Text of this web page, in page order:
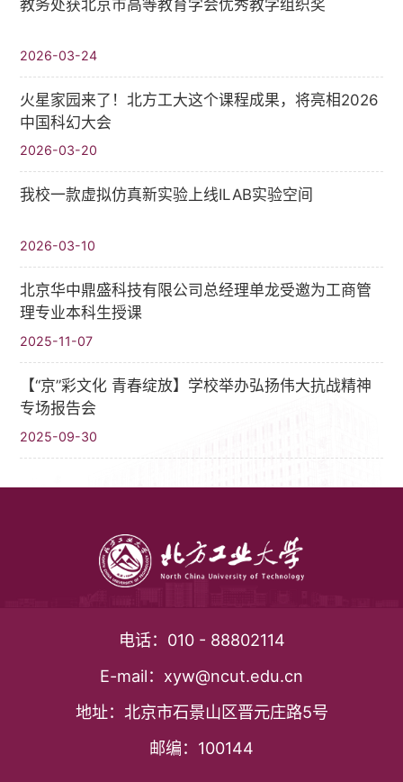
教务处获北京市高等教育学会优秀教学组织奖
2026-03-24
火星家园来了！北方工大这个课程成果，将亮相2026
中国科幻大会
2026-03-20
我校一款虚拟仿真新实验上线ILAB实验空间
2026-03-10
北京华中鼎盛科技有限公司总经理单龙受邀为工商管
理专业本科生授课
2025-11-07
【“京”彩文化 青春绽放】学校举办弘扬伟大抗战精神
专场报告会
2025-09-30
电话： 010 - 88802114
E-mail： xyw@ncut.edu.cn
地址： 北京市石景山区晋元庄路5号
邮编： 100144